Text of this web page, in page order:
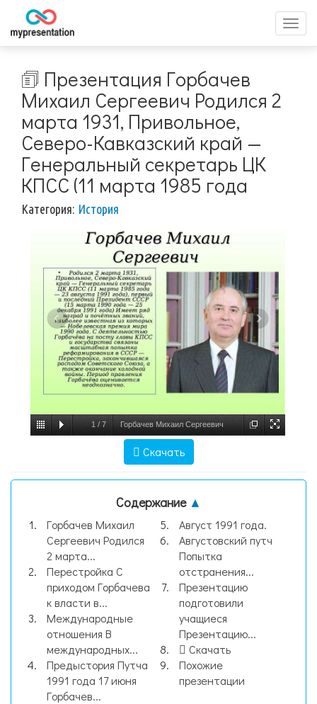
меню
🗊 Презентация Горбачев
Михаил Сергеевич Родился 2
марта 1931, Привольное,
Северо-Кавказский край —
Генеральный секретарь ЦК
КПСС (11 марта 1985 года
Категория: История
1 / 7 Горбачев Михаил Сергеевич
Северо-Кавказский край — Генеральный
слайд №1
Скачать
Содержание ▲
Горбачев Михаил
Сергеевич Родился
2 марта...
Перестройка С
приходом Горбачева
к власти в...
Международные
отношения В
международных...
Предыстория Путча
1991 года 17 июня
Горбачев...
Август 1991 года.
Августовский путч
Попытка
отстранения...
Презентацию
подготовили
учащиеся
Презентацию...
Скачать
Похожие
презентации